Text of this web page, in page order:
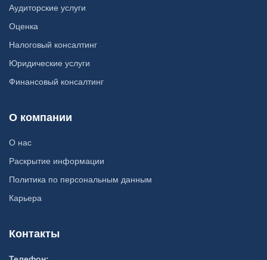
Аудиторские услуги
Оценка
Налоговый консалтинг
Юридические услуги
Финансовый консалтинг
О компании
О нас
Раскрытие информации
Политика по персональным данным
Карьера
Контакты